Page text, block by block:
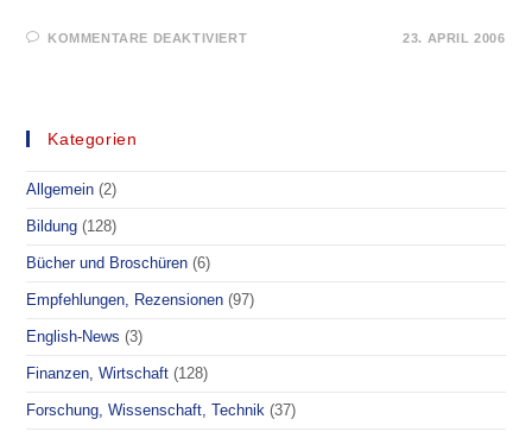
KOMMENTARE DEAKTIVIERTFÜR
23. APRIL 2006
Kategorien
Allgemein (2)
Bildung (128)
Bücher und Broschüren (6)
Empfehlungen, Rezensionen (97)
English-News (3)
Finanzen, Wirtschaft (128)
Forschung, Wissenschaft, Technik (37)